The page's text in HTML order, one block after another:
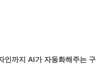
인까지 AI가 자동화해주는 구